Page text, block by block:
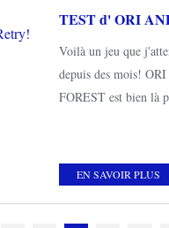
Voilà un jeu que
depuis des mois!
FOREST est bien là
EN SAVOIR PLUS